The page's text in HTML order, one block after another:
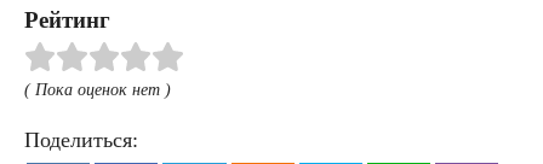
Рейтинг
( Пока оценок нет )
Поделиться: